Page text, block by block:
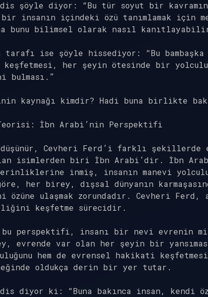
şöyle diyor: “Bu tür soyut bir
insanın içindeki özü tanımlamak için
bunu bilimsel olarak nasıl
tarafı ise şöyle hissediyor: “Bu
keşfetmesi, her şeyin ötesinde bir
bulması.”
kaynağı kimdir? Hadi buna birlikte
İbn Arabi’nin Perspektifi
Cevheri Ferd’i farklı şekillerde
isimlerden biri İbn Arabi’dir. İbn
inmiş, insanın manevi
her birey, dışsal dünyanın
özüne ulaşmak zorundadır. Cevheri
keşfetme sürecidir.
perspektifi, insanı bir nevi evrenin
evrende var olan her şeyin bir
hem de evrensel hakikati
oldukça derin bir yer tutar.
diyor ki: “Buna bakınca insan, kendi